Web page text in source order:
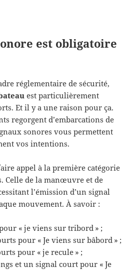
est obligatoire
réglementaire de sécurité,
est particulièrement
Et il y a une raison pour ça.
regorgent d’embarcations de
sonores vous permettent
vos intentions.
appel à la première catégorie
Celle de la manœuvre et de
l’émission d’un signal
mouvement. À savoir :
« je viens sur tribord » ;
pour « Je viens sur bâbord » ;
pour « je recule » ;
et un signal court pour « Je